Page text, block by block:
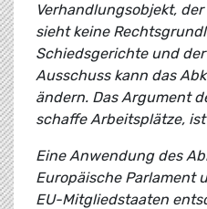
Verhandlungsobjekt,
sieht keine
Schiedsgerichte und
Ausschuss kann das
ändern. Das Argument
schaffe Arbeitsplätze,
Eine Anwendung des
Europäische Parlament
EU-Mitgliedstaaten